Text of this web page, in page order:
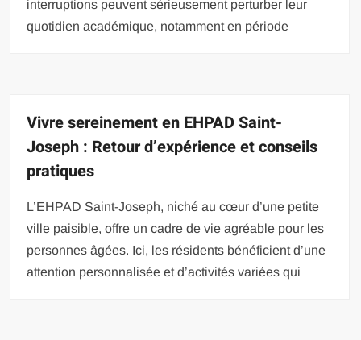
interruptions peuvent sérieusement perturber leur
quotidien académique, notamment en période
Vivre sereinement en EHPAD Saint-
Joseph : Retour d’expérience et conseils
pratiques
L’EHPAD Saint-Joseph, niché au cœur d’une petite
ville paisible, offre un cadre de vie agréable pour les
personnes âgées. Ici, les résidents bénéficient d’une
attention personnalisée et d’activités variées qui